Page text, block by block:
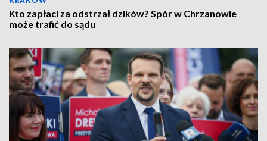
Kto zapłaci za odstrzał dzików? Spór w Chrzanowie
może trafić do sądu